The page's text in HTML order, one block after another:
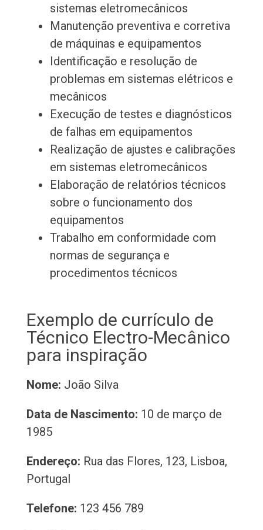
sistemas eletromecânicos
Manutenção preventiva e corretiva
de máquinas e equipamentos
Identificação e resolução de
problemas em sistemas elétricos e
mecânicos
Execução de testes e diagnósticos
de falhas em equipamentos
Realização de ajustes e calibrações
em sistemas eletromecânicos
Elaboração de relatórios técnicos
sobre o funcionamento dos
equipamentos
Trabalho em conformidade com
normas de segurança e
procedimentos técnicos
Exemplo de currículo de
Técnico Electro-Mecânico
para inspiração
Nome: João Silva
Data de Nascimento: 10 de março de
1985
Endereço: Rua das Flores, 123, Lisboa,
Portugal
Telefone: 123 456 789